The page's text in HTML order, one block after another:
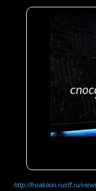
http://freaktion.rusff.ru/